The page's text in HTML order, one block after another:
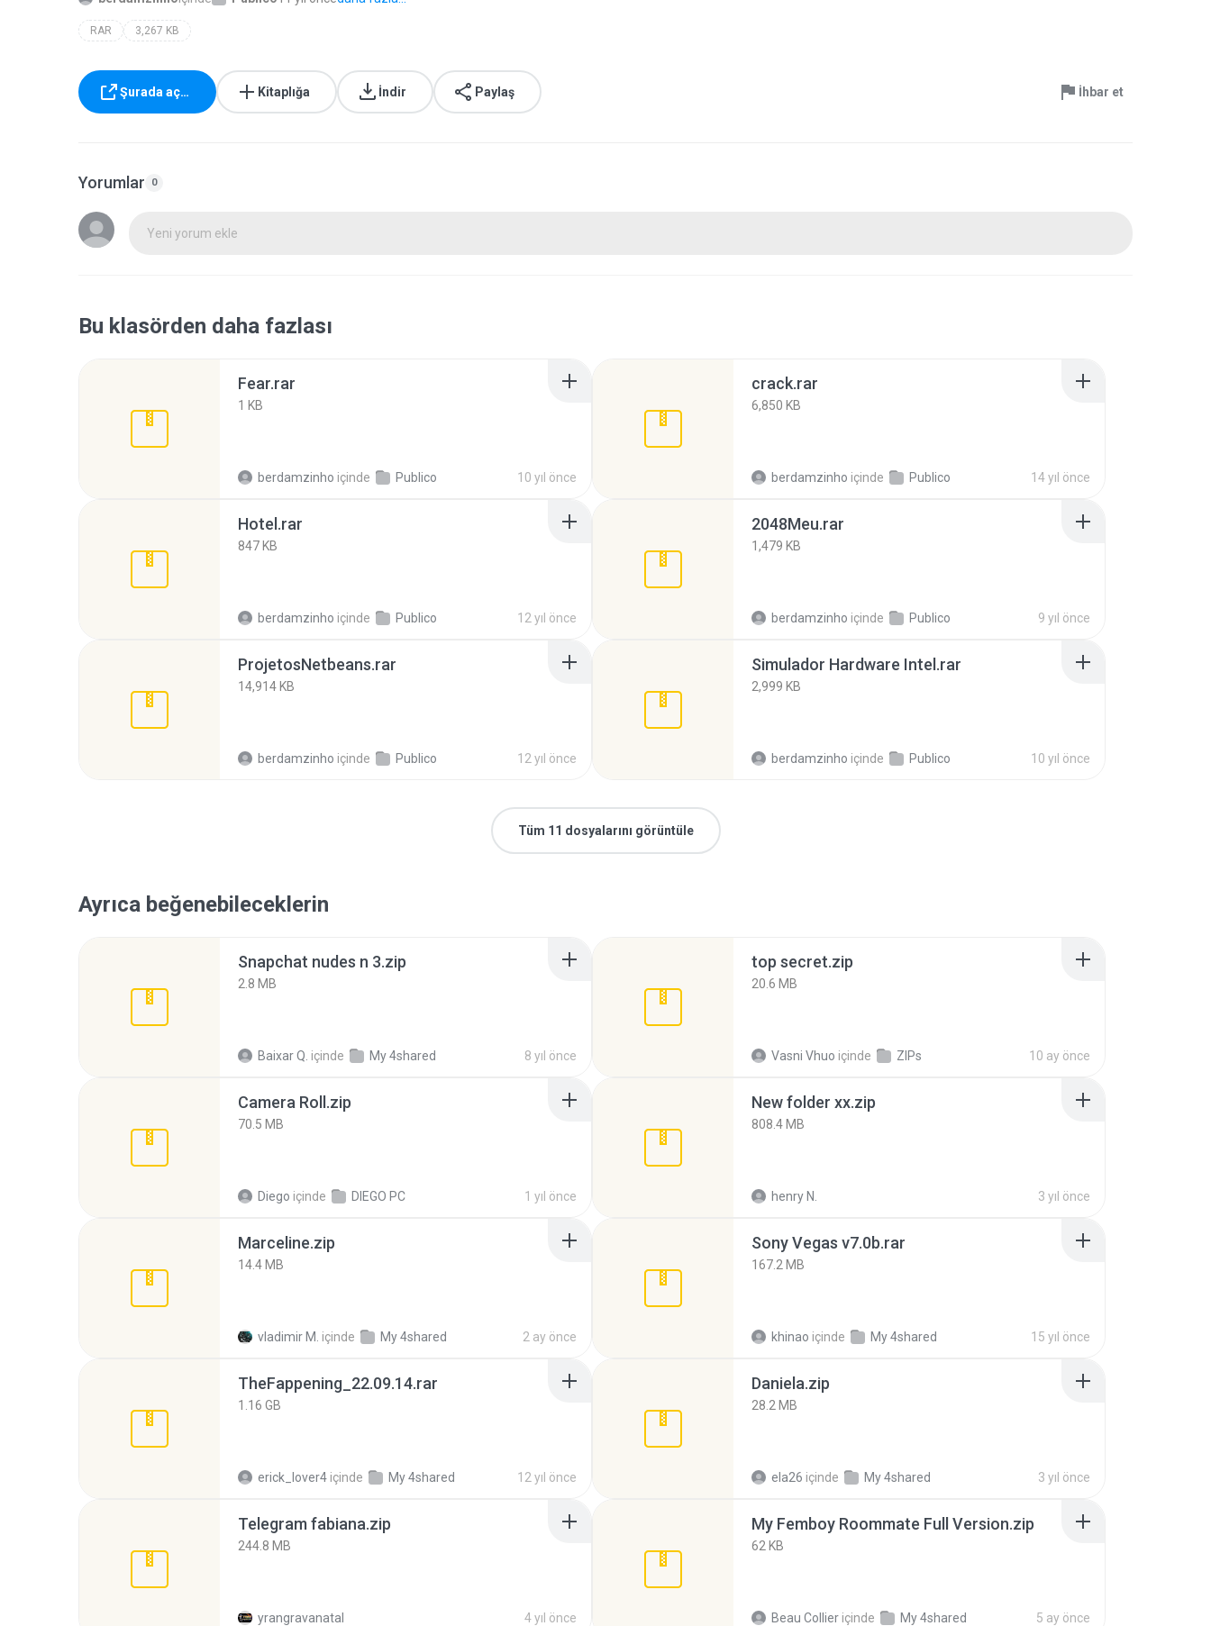
RAR 3,267 KB
Şurada aç… Kitaplığa İndir Paylaş İhbar et
Yorumlar 0
Yeni yorum ekle
Bu klasörden daha fazlası
Fear.rar
1 KB
berdamzinho içinde Publico 10 yıl önce
crack.rar
6,850 KB
berdamzinho içinde Publico 14 yıl önce
Hotel.rar
847 KB
berdamzinho içinde Publico 12 yıl önce
2048Meu.rar
1,479 KB
berdamzinho içinde Publico 9 yıl önce
ProjetosNetbeans.rar
14,914 KB
berdamzinho içinde Publico 12 yıl önce
Simulador Hardware Intel.rar
2,999 KB
berdamzinho içinde Publico 10 yıl önce
Tüm 11 dosyalarını görüntüle
Ayrıca beğenebileceklerin
Snapchat nudes n 3.zip
2.8 MB
Baixar Q. içinde My 4shared 8 yıl önce
top secret.zip
20.6 MB
Vasni Vhuo içinde ZIPs 10 ay önce
Camera Roll.zip
70.5 MB
Diego içinde DIEGO PC 1 yıl önce
New folder xx.zip
808.4 MB
henry N. 3 yıl önce
Marceline.zip
14.4 MB
vladimir M. içinde My 4shared 2 ay önce
Sony Vegas v7.0b.rar
167.2 MB
khinao içinde My 4shared 15 yıl önce
TheFappening_22.09.14.rar
1.16 GB
erick_lover4 içinde My 4shared 12 yıl önce
Daniela.zip
28.2 MB
ela26 içinde My 4shared 3 yıl önce
Telegram fabiana.zip
244.8 MB
yrangravanatal 4 yıl önce
My Femboy Roommate Full Version.zip
62 KB
Beau Collier içinde My 4shared 5 ay önce